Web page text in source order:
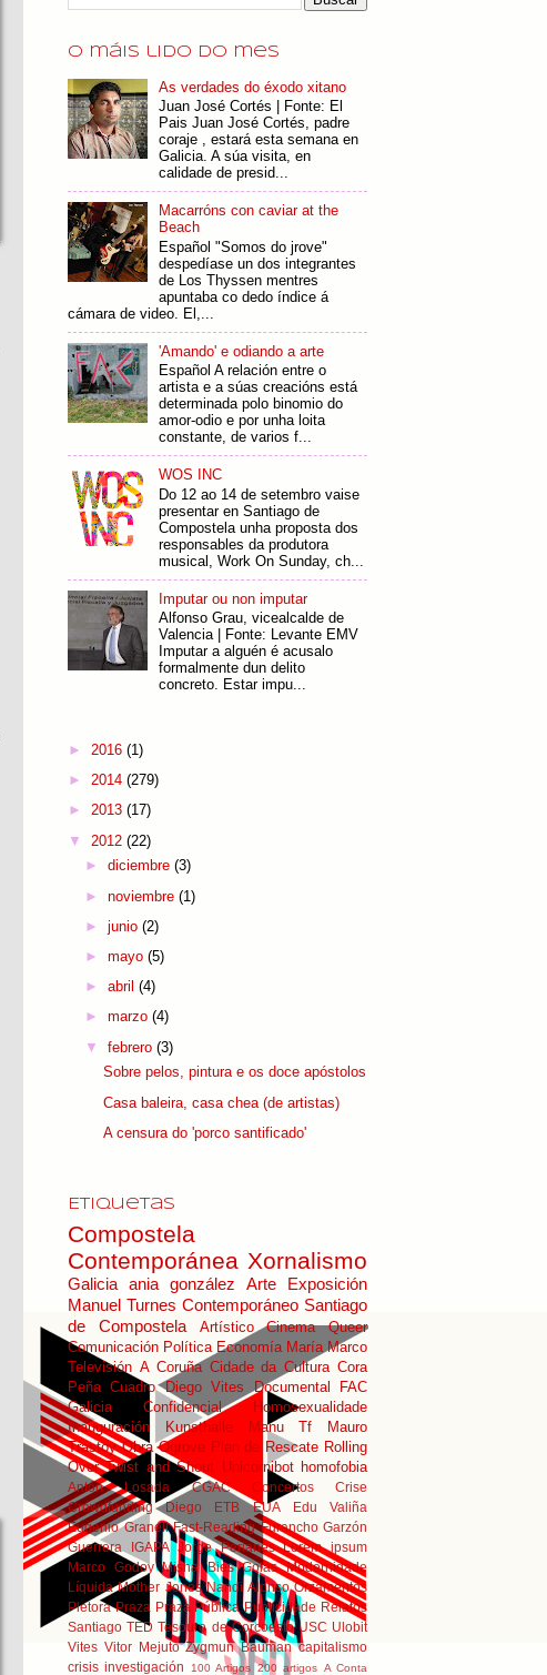
O máis lido do mes
As verdades do éxodo xitano
Juan José Cortés | Fonte: El
Pais Juan José Cortés, padre
coraje , estará esta semana en
Galicia. A súa visita, en
calidade de presid...
Macarróns con caviar at the
Beach
Español "Somos do jrove"
despedíase un dos integrantes
de Los Thyssen mentres
apuntaba co dedo índice á
cámara de video. El,...
'Amando' e odiando a arte
Español A relación entre o
artista e a súas creacións está
determinada polo binomio do
amor-odio e por unha loita
constante, de varios f...
WOS INC
Do 12 ao 14 de setembro vaise
presentar en Santiago de
Compostela unha proposta dos
responsables da produtora
musical, Work On Sunday, ch...
Imputar ou non imputar
Alfonso Grau, vicealcalde de
Valencia | Fonte: Levante EMV
Imputar a alguén é acusalo
formalmente dun delito
concreto. Estar impu...
► 2016 (1)
► 2014 (279)
► 2013 (17)
▼ 2012 (22)
►diciembre(3)
►noviembre(1)
►junio(2)
►mayo(5)
►abril(4)
►marzo(4)
▼febrero(3)
Sobre pelos, pintura e os doce apóstolos
Casa baleira, casa chea (de artistas)
A censura do 'porco santificado'
Etiquetas
Compostela
Contemporánea Xornalismo
Galicia ania gonzález Arte
Exposición
Manuel Turnes Contemporáneo Santiago
de Compostela
Artístico
Cinema Queer
Comunicación Política Economía María Marco
Televisión A Coruña Cidade da Cultura Cora
Peña Cuadro Diego Vites Documental
FAC
Galicia Confidencial
Homosexualidade
Inauguración
Kunsthalle Manu Tf
Mauro
Trastoy Obra Ogrove Plan de Rescate Rolling
Over Twist and Shout Unicornibot homofobia
Antón Losada CGAC Concertos
Crise
Crowdfunding
Diego ETB EUA
Edu Valiña
Eugenio Granell Fast-Reading Furancho Garzón
Guerrera
IGAPA Jorge Perianes
Lorem ipsum
Marco Godoy
Misha Bies Golas
Modernidade
Líquida Mother Jones Nandi Alonso Orzamentos
Pletora Praza Praza Pública Publicidade Relatos
Santiago TED Tesouro de Corcoesto USC Ulobit
Vites Vitor Mejuto Zygmun Bauman capitalismo
crisis investigación 100 Artigos 200 artigos A Conta